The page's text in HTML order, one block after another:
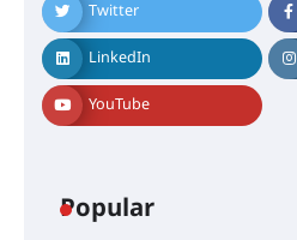
Twitter
LinkedIn
YouTube
Popular
എം.ജി.
ഇംഗ്ളീഷ്
ഡോക്ടറേറ്റ്